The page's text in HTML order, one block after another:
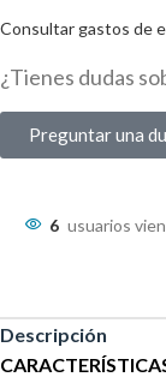
Consultar gastos de
¿Tienes dudas
Preguntar una
6 usuarios
Descripción